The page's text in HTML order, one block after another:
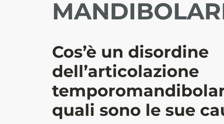
Cos’è un disordine
dell’articolazione
quali sono le sue